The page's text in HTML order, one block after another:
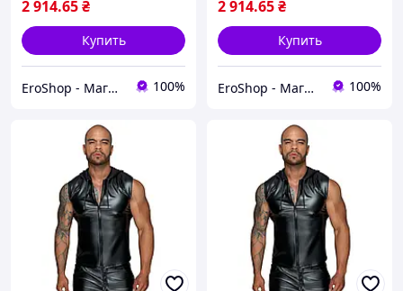
2 914.65₴
Купить
EroShop - Магазин товарів для дорослих 100%
2 914.65₴
Купить
EroShop - Магазин товарів для дорослих 100%